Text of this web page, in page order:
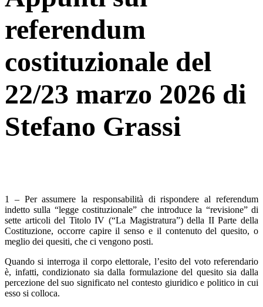
referendum
costituzionale del
22/23 marzo 2026 di
Stefano Grassi
1 – Per assumere la responsabilità di rispondere al referendum
indetto sulla “legge costituzionale” che introduce la “revisione” di
sette articoli del Titolo IV (“La Magistratura”) della II Parte della
Costituzione, occorre capire il senso e il contenuto del quesito, o
meglio dei quesiti, che ci vengono posti.
Quando si interroga il corpo elettorale, l’esito del voto referendario
è, infatti, condizionato sia dalla formulazione del quesito sia dalla
percezione del suo significato nel contesto giuridico e politico in cui
esso si colloca.